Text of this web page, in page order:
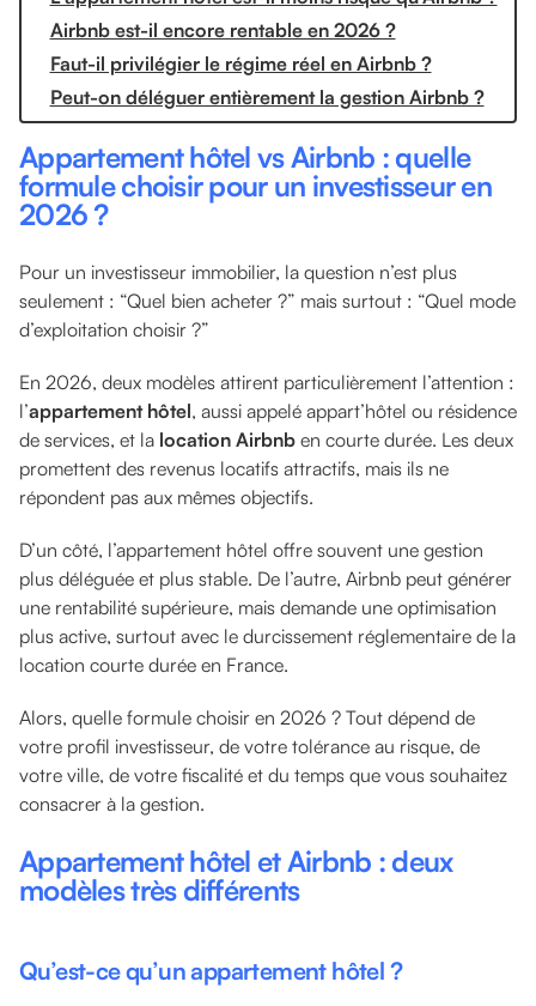
Airbnb est-il encore rentable en 2026 ?
Faut-il privilégier le régime réel en Airbnb ?
Peut-on déléguer entièrement la gestion Airbnb ?
Appartement hôtel vs Airbnb : quelle
formule choisir pour un investisseur en
2026 ?
Pour un investisseur immobilier, la question n’est plus
seulement : “Quel bien acheter ?” mais surtout : “Quel mode
d’exploitation choisir ?”
En 2026, deux modèles attirent particulièrement l’attention :
l’appartement hôtel, aussi appelé appart’hôtel ou résidence
de services, et la location Airbnb en courte durée. Les deux
promettent des revenus locatifs attractifs, mais ils ne
répondent pas aux mêmes objectifs.
D’un côté, l’appartement hôtel offre souvent une gestion
plus déléguée et plus stable. De l’autre, Airbnb peut générer
une rentabilité supérieure, mais demande une optimisation
plus active, surtout avec le durcissement réglementaire de la
location courte durée en France.
Alors, quelle formule choisir en 2026 ? Tout dépend de
votre profil investisseur, de votre tolérance au risque, de
votre ville, de votre fiscalité et du temps que vous souhaitez
consacrer à la gestion.
Appartement hôtel et Airbnb : deux
modèles très différents
Qu’est-ce qu’un appartement hôtel ?